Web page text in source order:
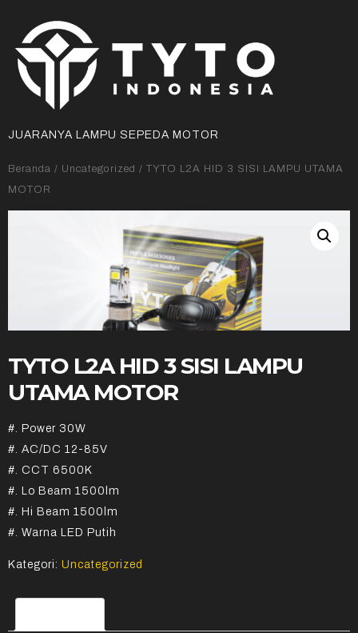
JUARANYA LAMPU SEPEDA MOTOR
Beranda / Uncategorized / TYTO L2A HID 3 SISI LAMPU UTAMA
MOTOR
TYTO L2A HID 3 SISI LAMPU
UTAMA MOTOR
#. Power 30W
#. AC/DC 12-85V
#. CCT 6500K
#. Lo Beam 1500lm
#. Hi Beam 1500lm
#. Warna LED Putih
Kategori: Uncategorized